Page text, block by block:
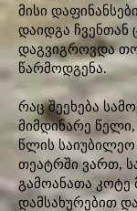
მისი
დაიდგა ჩვენთან
დაგვიგროვდა
წარმოდგენა.
რაც შეეხება
მიმდინარე წელი,
წლის საიუბილეო
თეატრში ვართ,
გამოანათა კოტე
დამსახურებით